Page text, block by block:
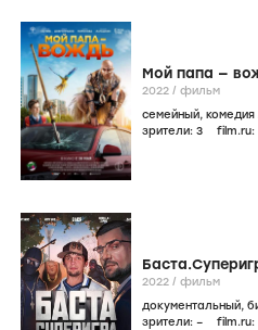
Мой папа —
2022 / фильм
семейный, комедия
зрители: 3 film.ru:
2022 / фильм
документальный,
зрители: – film.ru: